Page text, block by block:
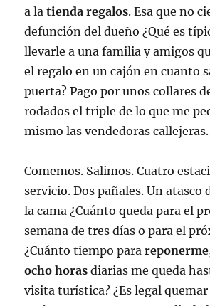
a latienda regalos. Esa que no
defunción del dueño ¿Qué es
llevarle a una familia y amigos
el regalo en un cajón en cuanto
puerta? Pago por unos collares
rodados el triple de lo que me
mismo las vendedoras callejeras.
Comemos. Salimos. Cuatro
servicio. Dos pañales. Un atasco
la cama ¿Cuánto queda para el
semana de tres días o para el
¿Cuánto tiempo para
ocho horas diarias me queda
visita turística? ¿Es legal